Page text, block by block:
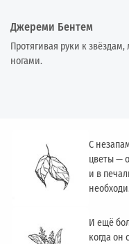
Джереми Бентем
Протягивая руки к
ногами.
С
цветы —
и в
И ещё
когда он